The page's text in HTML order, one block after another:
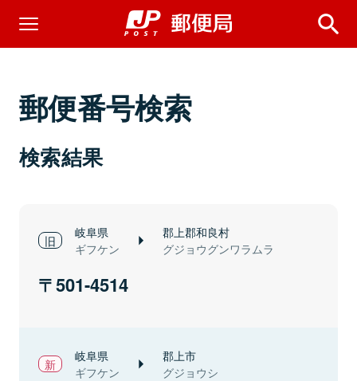
郵便番号検索
検索結果
岐阜県
ギフケン
郡上郡和良村
グジョウグンワラムラ
501-4514
岐阜県
ギフケン
郡上市
グジョウシ